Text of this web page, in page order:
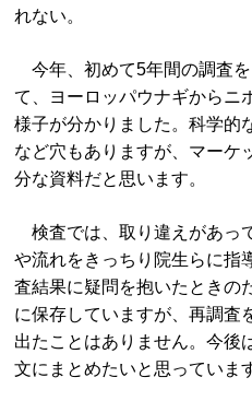
れない。
今年、初めて5年間の調査
て、ヨーロッパウナギからニ
様子が分かりました。科学的
など穴もありますが、マーケ
分な資料だと思います。
検査では、取り違えがあっ
や流れをきっちり院生らに指
査結果に疑問を抱いたときの
に保存していますが、再調査
出たことはありません。今後
文にまとめたいと思っていま